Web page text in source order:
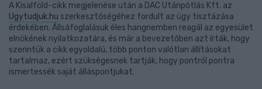
A Kisalföld-cikk megjelenése után a DAC Utánpótlás Kft. az
Ugytudjuk.hu szerkesztőségéhez fordult az ügy tisztázása
érdekében. Állsáfoglalásuk éles hangnemben reagál az egyesület
elnökének nyilatkozatára, és már a bevezetőben azt írták, hogy
szerintük a cikk egyoldalú, több ponton valótlan állításokat
tartalmaz, ezért szükségesnek tartják, hogy pontról pontra
ismertessék saját álláspontjukat.